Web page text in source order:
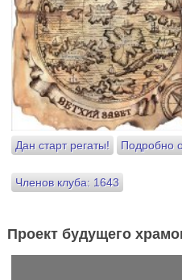
Дан старт регаты! Подробно
Членов клуба: 1643
Проект будущего